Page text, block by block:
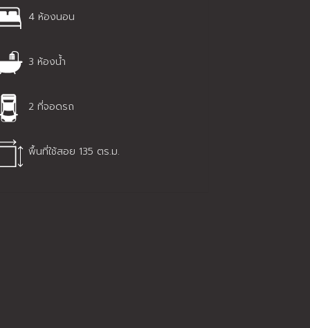
4 ห้องนอน
3 ห้องน้ำ
2 ที่จอดรถ
พื้นที่ใช้สอย 135 ตร.ม.